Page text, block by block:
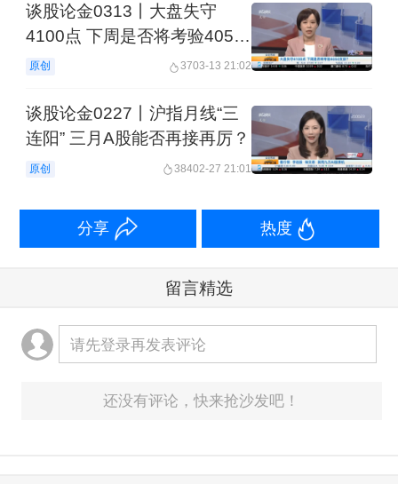
谈股论金0313丨大盘失守
4100点 下周是否将考验4050
支撑？
原创 3703-13 21:02
谈股论金0227丨沪指月线“三
连阳” 三月A股能否再接再厉？
原创 38402-27 21:01
分享 热度
留言精选
请先登录再发表评论
还没有评论，快来抢沙发吧！